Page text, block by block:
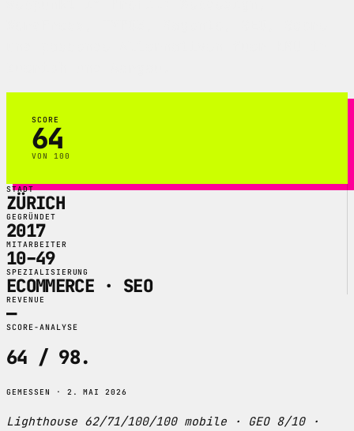
SCORE
64
VON 100
STADT
ZÜRICH
GEGRÜNDET
2017
MITARBEITER
10–49
SPEZIALISIERUNG
ECOMMERCE · SEO
REVENUE
—
SCORE-ANALYSE
64 / 98.
GEMESSEN · 2. MAI 2026
Lighthouse 62/71/100/100 mobile · GEO 8/10 ·